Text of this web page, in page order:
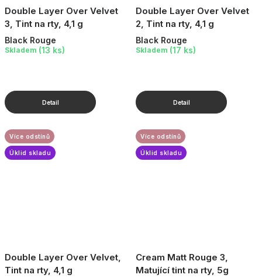
Double Layer Over Velvet
3, Tint na rty, 4,1 g
Black Rouge
Skladem (13 ks)
Double Layer Over Velvet
2, Tint na rty, 4,1 g
Black Rouge
Skladem (17 ks)
Double Layer Over Velvet,
Tint na rty, 4,1 g
Více odstínů
Úklid skladu
Cream Matt Rouge 3,
Matující tint na rty, 5g
Více odstínů
Úklid skladu